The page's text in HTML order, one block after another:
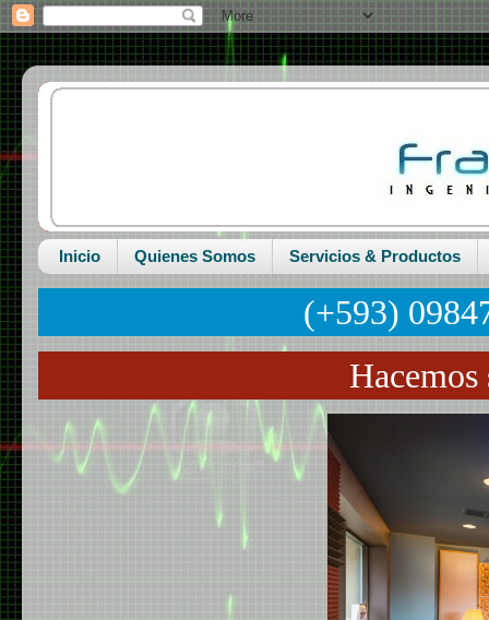
Inicio Quienes Somos Servicios & Productos
(+593)